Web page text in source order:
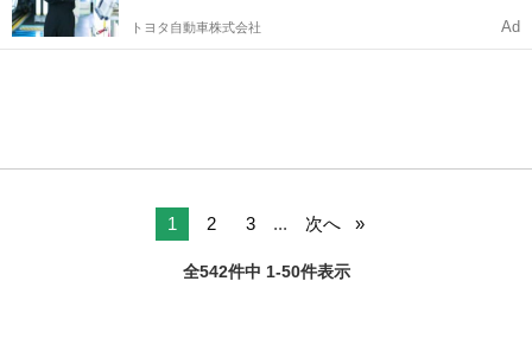
トヨタ自動車株式会社 Ad
1 2 3 ... 次へ
全542件中 1-50件表示